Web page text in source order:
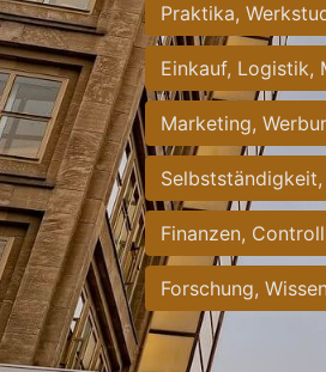
Praktika,
Einkauf, Logistik,
Marketing,
Finanzen,
Forschung,